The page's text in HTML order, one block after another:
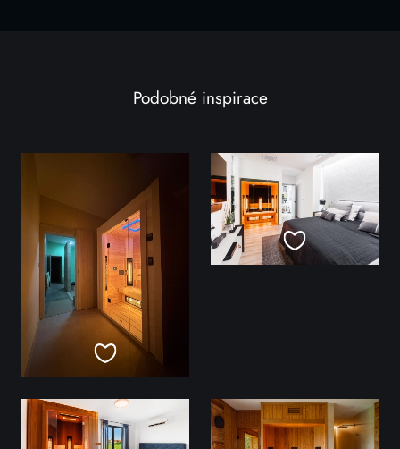
Podobné inspirace